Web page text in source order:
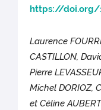
https://doi.org/
Laurence
CASTILLON,
Pierre
Michel DORIOZ,
et Céline